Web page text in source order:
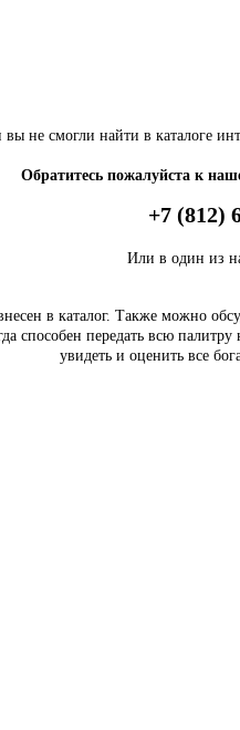
вы не смогли найти в каталоге
Обратитесь пожалуйста к
+7 (812)
Или в один из
в каталог. Также можно
способен передать всю
увидеть и оценить все